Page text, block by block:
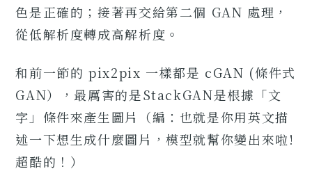
色是正確的；接著再交給第二個 GAN 處理，
從低解析度轉成高解析度。
和前一節的 pix2pix 一樣都是 cGAN (條件式
GAN），最厲害的是StackGAN是根據「文
字」條件來產生圖片（編：也就是你用英文描
述一下想生成什麼圖片，模型就幫你變出來啦!
超酷的！）